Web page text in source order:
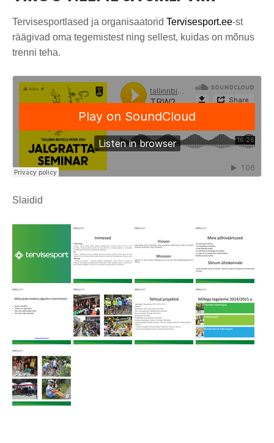
Tervisesportlased ja organisaatorid Tervisesport.ee-st
räägivad oma tegemistest ning sellest, kuidas on mõnus
trenni teha.
Slaidid